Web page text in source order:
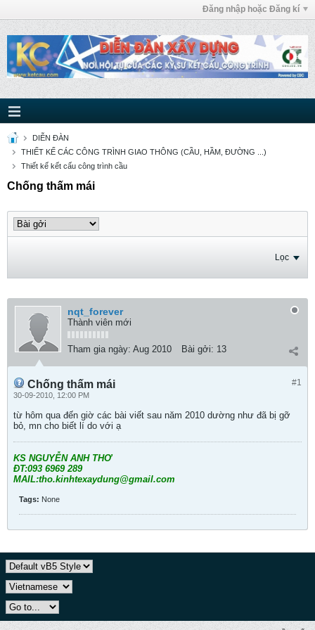
Đăng nhập hoặc Đăng kí
DIỄN ĐÀN
THIẾT KẾ CÁC CÔNG TRÌNH GIAO THÔNG (CẦU, HẦM, ĐƯỜNG ...)
Thiết kế kết cấu công trình cầu
Chống thấm mái
Lọc
nqt_forever
Thành viên mới
Tham gia ngày: Aug 2010 Bài gởi: 13
#1
Chống thấm mái
30-09-2010, 12:00 PM
từ hôm qua đến giờ các bài viết sau năm 2010 dường như đã bị gỡ
bỏ, mn cho biết lí do với ạ
KS NGUYỄN ANH THƠ
ĐT:093 6969 289
MAIL:tho.kinhtexaydung@gmail.com
Tags: None